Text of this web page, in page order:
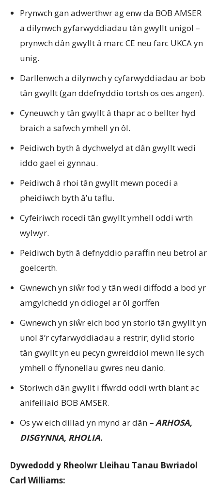
Prynwch gan adwerthwr ag enw da BOB AMSER
a dilynwch gyfarwyddiadau tân gwyllt unigol –
prynwch dân gwyllt â marc CE neu farc UKCA yn
unig.
Darllenwch a dilynwch y cyfarwyddiadau ar bob
tân gwyllt (gan ddefnyddio tortsh os oes angen).
Cyneuwch y tân gwyllt â thapr ac o bellter hyd
braich a safwch ymhell yn ôl.
Peidiwch byth â dychwelyd at dân gwyllt wedi
iddo gael ei gynnau.
Peidiwch â rhoi tân gwyllt mewn pocedi a
pheidiwch byth â’u taflu.
Cyfeiriwch rocedi tân gwyllt ymhell oddi wrth
wylwyr.
Peidiwch byth â defnyddio paraffin neu betrol ar
goelcerth.
Gwnewch yn siŵr fod y tân wedi diffodd a bod yr
amgylchedd yn ddiogel ar ôl gorffen
Gwnewch yn siŵr eich bod yn storio tân gwyllt yn
unol â’r cyfarwyddiadau a restrir; dylid storio
tân gwyllt yn eu pecyn gwreiddiol mewn lle sych
ymhell o ffynonellau gwres neu danio.
Storiwch dân gwyllt i ffwrdd oddi wrth blant ac
anifeiliaid BOB AMSER.
Os yw eich dillad yn mynd ar dân –ARHOSA,
DISGYNNA, RHOLIA.
Dywedodd y Rheolwr Lleihau Tanau Bwriadol
Carl Williams: